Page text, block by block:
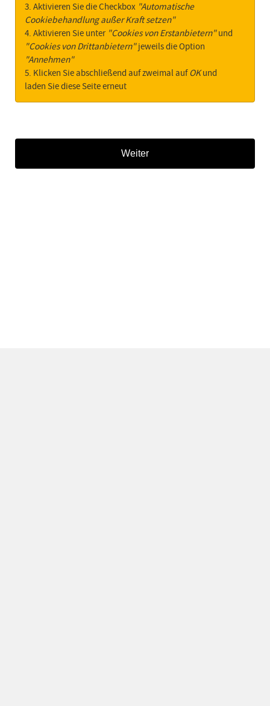
3. Aktivieren Sie die Checkbox "Automatische
Cookiebehandlung außer Kraft setzen"
4. Aktivieren Sie unter "Cookies von Erstanbietern"und
"Cookies von Drittanbietern"jeweils die Option
"Annehmen"
5. Klicken Sie abschließend auf zweimal aufOKund
laden Sie diese Seite erneut
Weiter